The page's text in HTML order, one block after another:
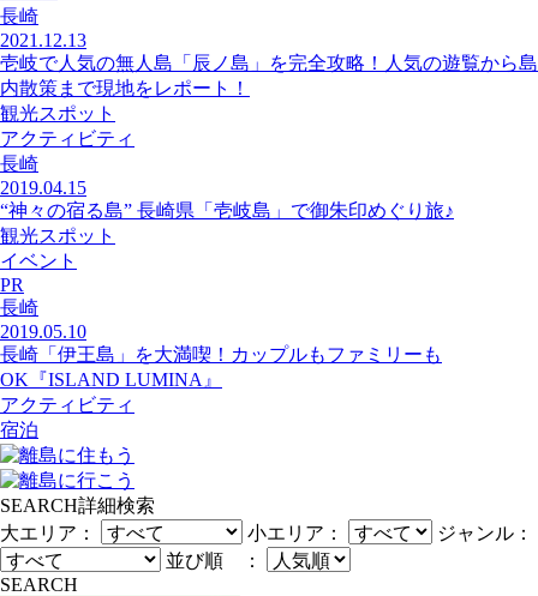
長崎
2021.12.13
壱岐で人気の無人島「辰ノ島」を完全攻略！人気の遊覧から島
内散策まで現地をレポート！
観光スポット
アクティビティ
長崎
2019.04.15
“神々の宿る島” 長崎県「壱岐島」で御朱印めぐり旅♪
観光スポット
イベント
PR
長崎
2019.05.10
長崎「伊王島」を大満喫！カップルもファミリーも
OK『ISLAND LUMINA』
アクティビティ
宿泊
SEARCH詳細検索
大エリア：
小エリア：
ジャンル：
並び順 ：
SEARCH